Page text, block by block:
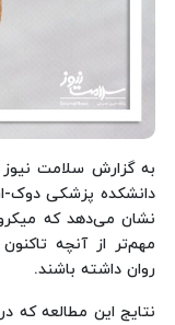
به گزارش سلامت
دانشکده پزشکی دوک-
نشان می‌دهد که
مهم‌تر از آنچه
روان داشته باشند.